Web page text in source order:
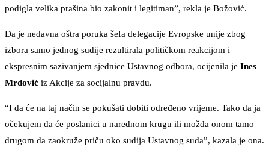
podigla velika prašina bio zakonit i legitiman”, rekla je Božović.
Da je nedavna oštra poruka šefa delegacije Evropske unije zbog
izbora samo jednog sudije rezultirala političkom reakcijom i
ekspresnim sazivanjem sjednice Ustavnog odbora, ocijenila je Ines
Mrdović iz Akcije za socijalnu pravdu.
“I da će na taj način se pokušati dobiti određeno vrijeme. Tako da ja
očekujem da će poslanici u narednom krugu ili možda onom tamo
drugom da zaokruže priču oko sudija Ustavnog suda”, kazala je ona.